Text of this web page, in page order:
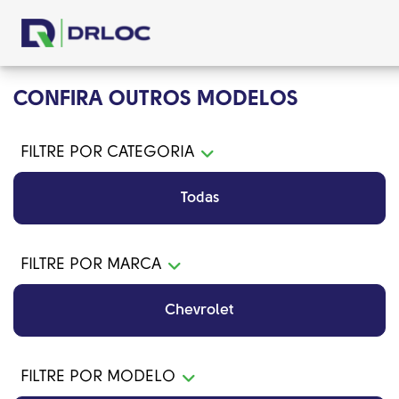
CONFIRA OUTROS MODELOS
FILTRE POR CATEGORIA
Todas
FILTRE POR MARCA
Chevrolet
FILTRE POR MODELO